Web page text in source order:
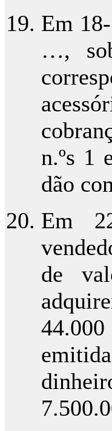
Em
…,
n.ºs 1
dão
Em
de